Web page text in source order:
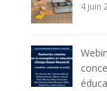
4 juin